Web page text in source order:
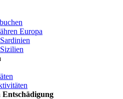
Europa
Entschädigung